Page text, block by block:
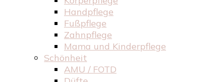
Handpflege
Fußpflege
Zahnpflege
Mama und Kinderpflege
Schönheit
AMU / FOTD